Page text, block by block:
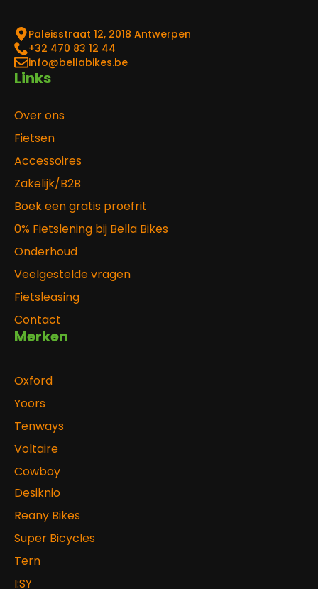
Paleisstraat 12, 2018 Antwerpen
‎+32 470 83 12 44
info@bellabikes.be
Links
Over ons
Fietsen
Accessoires
Zakelijk/B2B
Boek een gratis proefrit
0% Fietslening bij Bella Bikes
Onderhoud
Veelgestelde vragen
Fietsleasing
Contact
Merken
Oxford
Yoors
Tenways
Voltaire
Cowboy
Desiknio
Reany Bikes
Super Bicycles
Tern
I:SY